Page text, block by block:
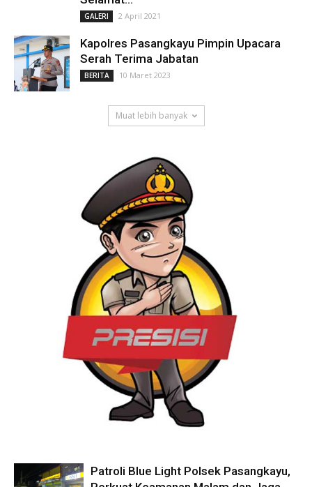
GALERI 2 April 2021
Kapolres Pasangkayu Pimpin Upacara
Serah Terima Jabatan
BERITA 10 Maret 2023
Muat lebih banyak
Patroli Blue Light Polsek Pasangkayu,